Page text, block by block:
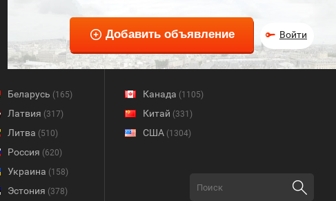
Войти
Беларусь (165)
Латвия (317)
Литва (510)
Россия (620)
Украина (158)
Эстония (378)
Канада (1105)
Китай (331)
США (1304)